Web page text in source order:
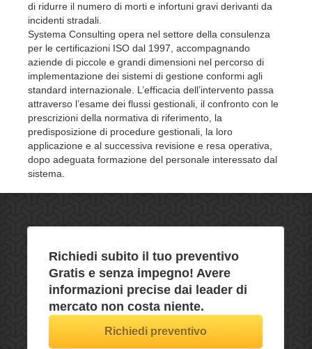
di ridurre il numero di morti e infortuni gravi derivanti da
incidenti stradali.
Systema Consulting opera nel settore della consulenza
per le certificazioni ISO dal 1997, accompagnando
aziende di piccole e grandi dimensioni nel percorso di
implementazione dei sistemi di gestione conformi agli
standard internazionale. L’efficacia dell’intervento passa
attraverso l’esame dei flussi gestionali, il confronto con le
prescrizioni della normativa di riferimento, la
predisposizione di procedure gestionali, la loro
applicazione e al successiva revisione e resa operativa,
dopo adeguata formazione del personale interessato dal
sistema.
Richiedi subito il tuo preventivo
Gratis e senza impegno! Avere
informazioni precise dai leader di
mercato non costa niente.
Richiedi preventivo